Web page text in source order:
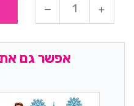
אפשר גם